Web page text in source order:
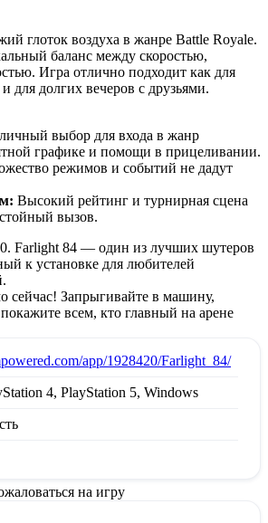
глоток воздуха в жанре Battle Royale.
баланс между скоростью,
Игра отлично подходит как для
для долгих вечеров с друзьями.
выбор для входа в жанр
графике и помощи в прицеливании.
режимов и событий не дадут
Высокий рейтинг и турнирная сцена
вызов.
Farlight 84 — один из лучших шутеров
к установке для любителей
сейчас! Запрыгивайте в машину,
всем, кто главный на арене
app/1928420/Farlight_84/
4, PlayStation 5, Windows
на игру